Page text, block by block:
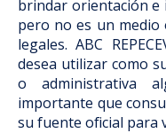
brindar orientación e
pero no es un medio
legales. ABC
desea utilizar como
o administrativa
importante que
su fuente oficial para